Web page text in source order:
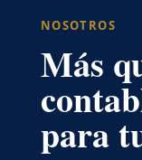
NOSOTROS
Más
para